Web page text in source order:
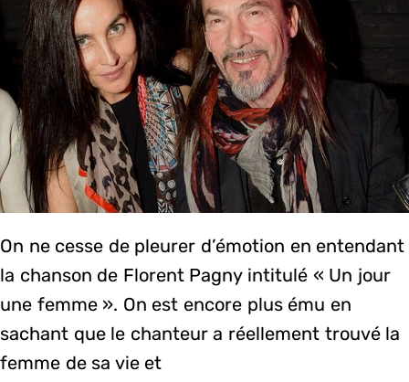
On ne cesse de pleurer d’émotion en entendant
la chanson de Florent Pagny intitulé « Un jour
une femme ». On est encore plus ému en
sachant que le chanteur a réellement trouvé la
femme de sa vie et